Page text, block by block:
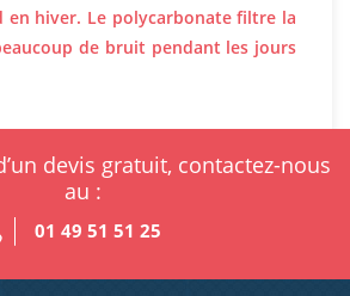
hiver. Le polycarbonate filtre la
de bruit pendant les jours
devis gratuit, contactez-nous
au :
01 49 51 51 25